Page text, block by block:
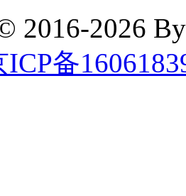
2016-2026
ICP备